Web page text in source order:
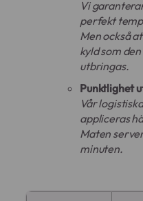
Vi
perfekt
Men också
kyld som
utbringas.
Punktlighet
Vår
appliceras
Maten
minuten.